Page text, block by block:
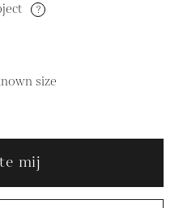
?
size
mij